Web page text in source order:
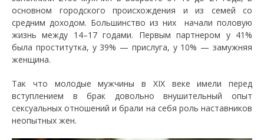
основном городского происхождения и из семей со
средним доходом. Большинство из них начали половую
жизнь между 14–17 годами. Первым партнером у 41%
была проститутка, у 39% — прислуга, у 10% — замужняя
женщина.
Так что молодые мужчины в XIX веке имели перед
вступлением в брак довольно внушительный опыт
сексуальных отношений и брали на себя роль наставников
неопытных жен.